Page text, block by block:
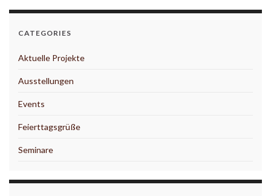
CATEGORIES
Aktuelle Projekte
Ausstellungen
Events
Feierttagsgrüße
Seminare